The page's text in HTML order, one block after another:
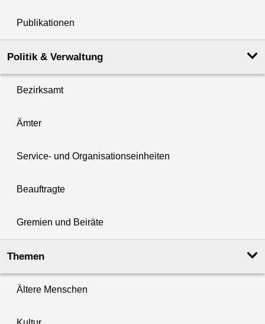
Publikationen
Politik & Verwaltung
Bezirksamt
Ämter
Service- und Organisationseinheiten
Beauftragte
Gremien und Beiräte
Themen
Ältere Menschen